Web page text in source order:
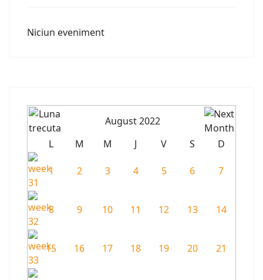
Niciun eveniment
August 2022
L
M M J V S D
1 2 3 4 5 6 7
8 9 10 11 12 13 14
15 16 17 18 19 20 21